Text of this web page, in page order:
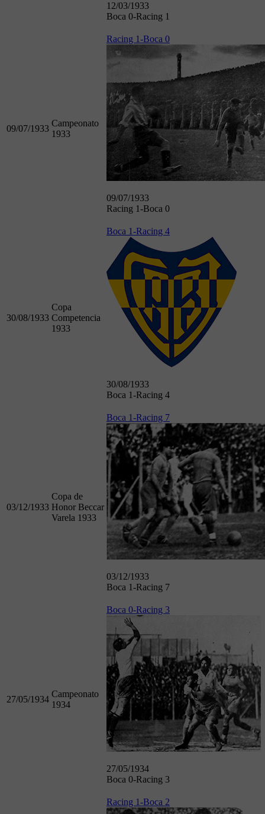
12/03/1933
Boca 0-Racing 1
09/07/1933
Campeonato
1933
Racing 1-Boca 0
09/07/1933
Racing 1-Boca 0
30/08/1933
Copa
Competencia
1933
Boca 1-Racing 4
30/08/1933
Boca 1-Racing 4
03/12/1933
Copa de
Honor Beccar
Varela 1933
Boca 1-Racing 7
03/12/1933
Boca 1-Racing 7
27/05/1934
Campeonato
1934
Boca 0-Racing 3
27/05/1934
Boca 0-Racing 3
Racing 1-Boca 2